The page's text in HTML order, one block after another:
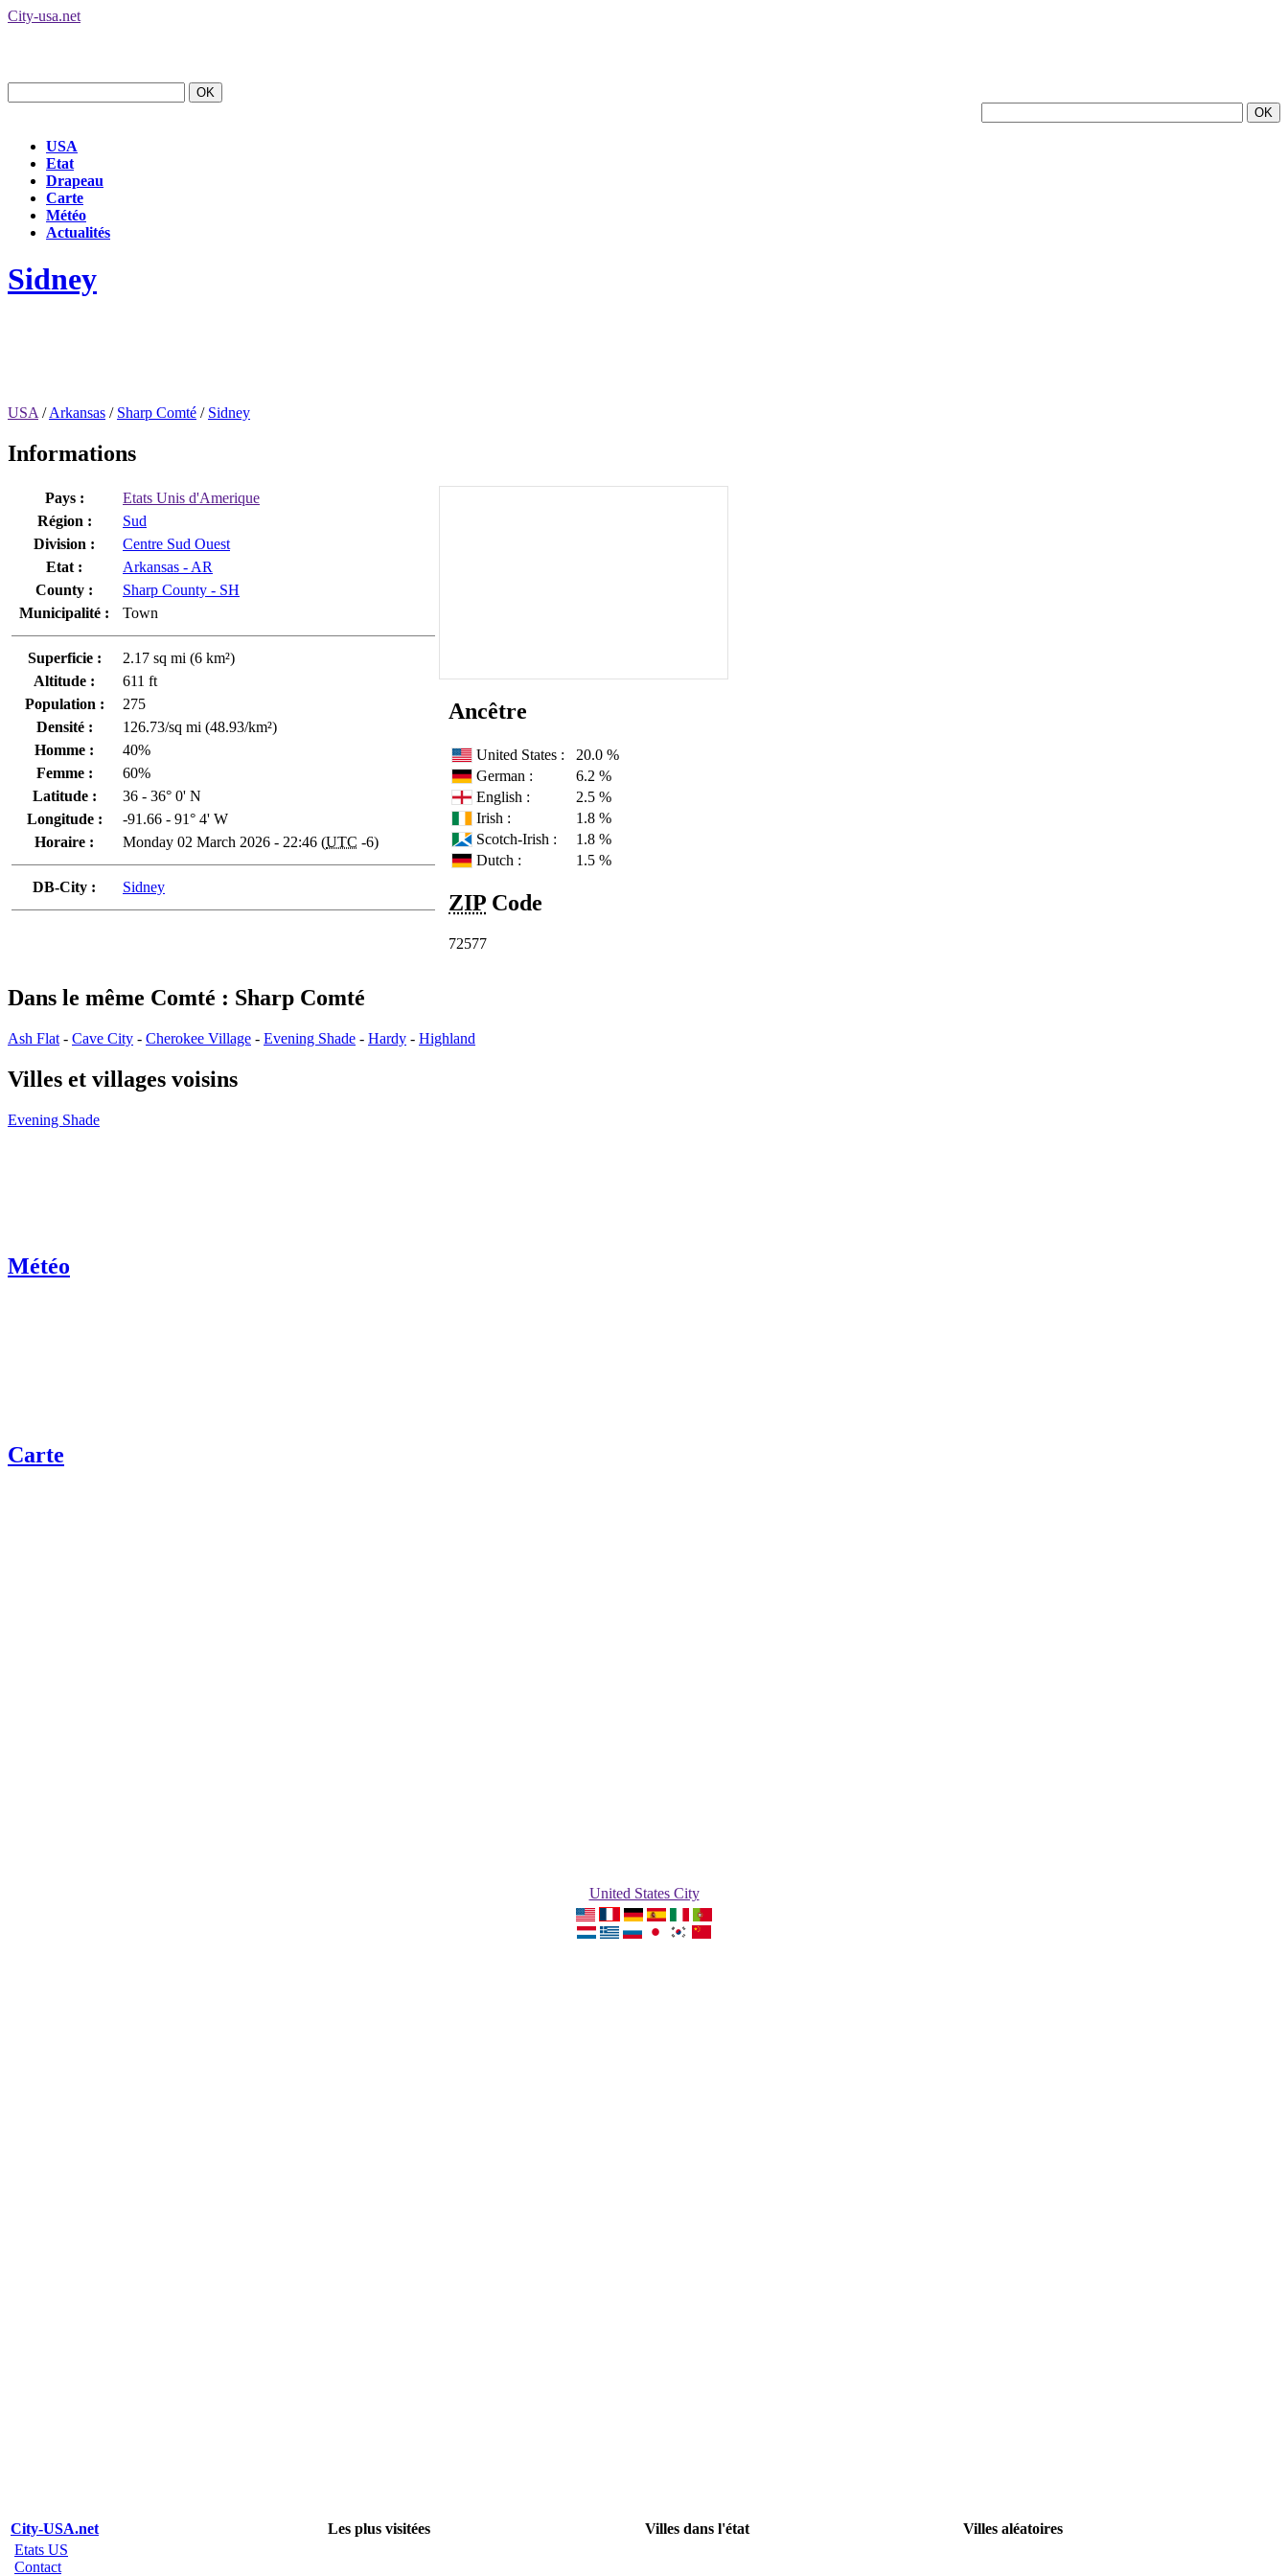
City-usa.net
USA
Etat
Drapeau
Carte
Météo
Actualités
Sidney
USA /Arkansas / Sharp Comté / Sidney
Informations
Pays :
Etats Unis d'Amerique
Région :
Sud
Division :
Centre Sud Ouest
Etat :
Arkansas - AR
County :
Sharp County - SH
Municipalité :
Town
Superficie :
2.17 sq mi (6 km²)
Altitude :
611 ft
Population :
275
Densité :
126.73/sq mi (48.93/km²)
Homme :
40%
Femme :
60%
Latitude :
36 - 36° 0' N
Longitude :
-91.66 - 91° 4' W
Horaire :
Monday 02 March 2026 - 22:46 (UTC -6)
DB-City : Sidney
Ancêtre
United States :
20.0 %
German :
6.2 %
English :
2.5 %
Irish :
1.8 %
Scotch-Irish :
1.8 %
Dutch :
1.5 %
ZIP Code
72577
Dans le même Comté : Sharp Comté
Ash Flat - Cave City - Cherokee Village - Evening Shade - Hardy - Highland
Villes et villages voisins
Evening Shade
Météo
Carte
United States City
City-USA.net Les plus visitées Villes dans l'état
Villes aléatoires
Etats US
Contact